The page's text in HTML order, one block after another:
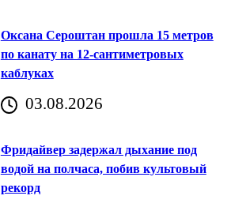
Оксана Сероштан прошла 15 метров
по канату на 12-сантиметровых
каблуках
03.08.2026
Фридайвер задержал дыхание под
водой на полчаса, побив культовый
рекорд